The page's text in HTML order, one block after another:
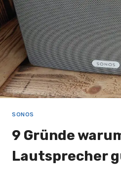
SONOS
9 Gründe
Lautsprecher